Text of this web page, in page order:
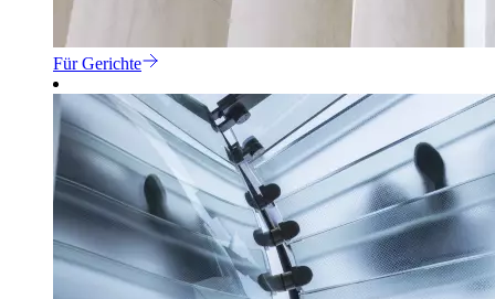
Für Gerichte